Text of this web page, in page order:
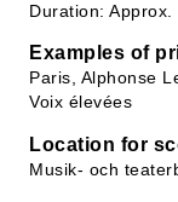
Duration: Approx.
Examples of
Paris, Alphonse
Voix élevées
Location for
Musik- och